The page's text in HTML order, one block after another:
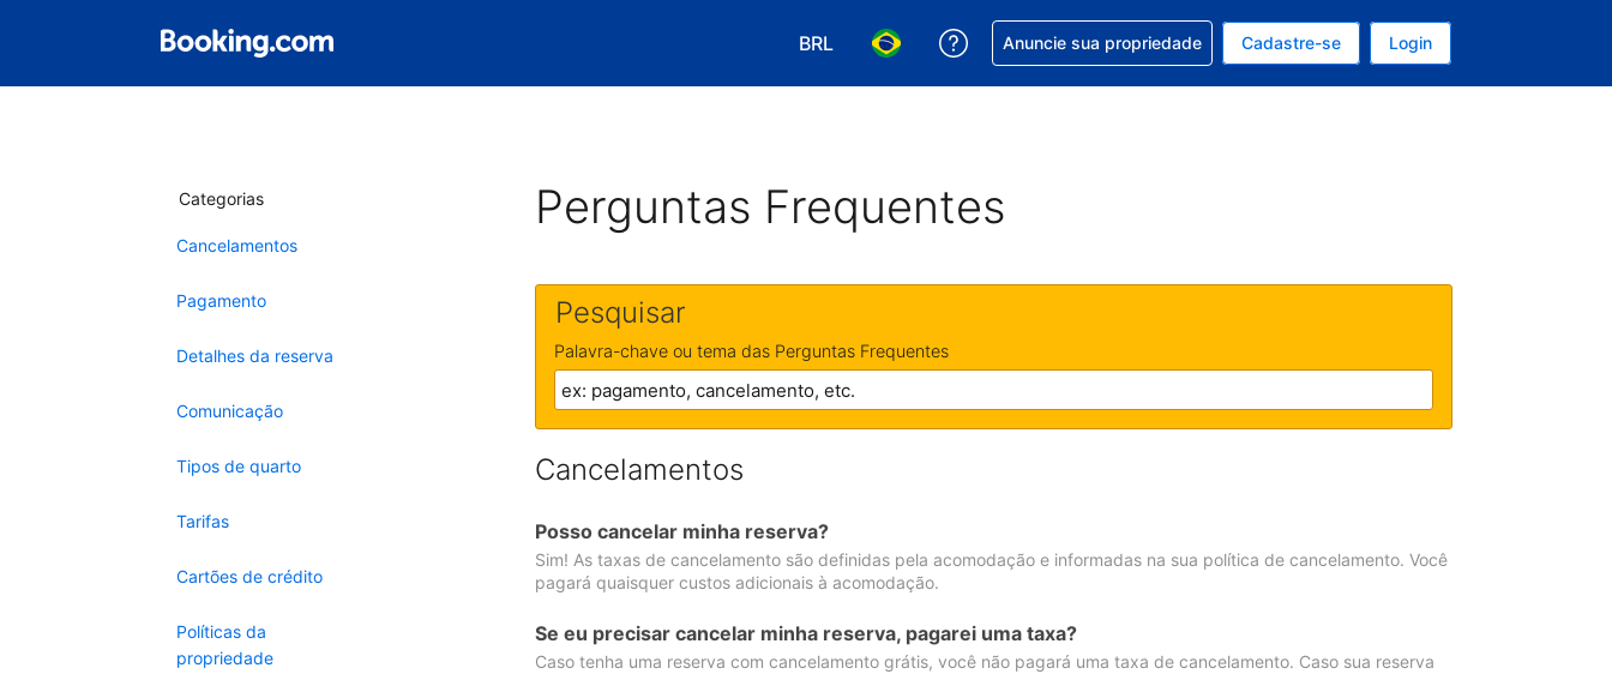
BRL
Escolha sua moeda. Atualmente, sua moeda é: Real
Escolha seu idioma. Atualmente, seu idioma é: Português (Brasil)
Receber ajuda com sua reserva
Anuncie sua propriedade Cadastre-se Login
Categorias
Cancelamentos
Pagamento
Detalhes da reserva
Comunicação
Tipos de quarto
Tarifas
Cartões de crédito
Políticas da
propriedade
Perguntas Frequentes
Pesquisar
Palavra-chave ou tema das Perguntas Frequentes
Cancelamentos
Posso cancelar minha reserva?
Sim! As taxas de cancelamento são definidas pela acomodação e informadas na sua política de cancelamento. Você
pagará quaisquer custos adicionais à acomodação.
Se eu precisar cancelar minha reserva, pagarei uma taxa?
Caso tenha uma reserva com cancelamento grátis, você não pagará uma taxa de cancelamento. Caso sua reserva